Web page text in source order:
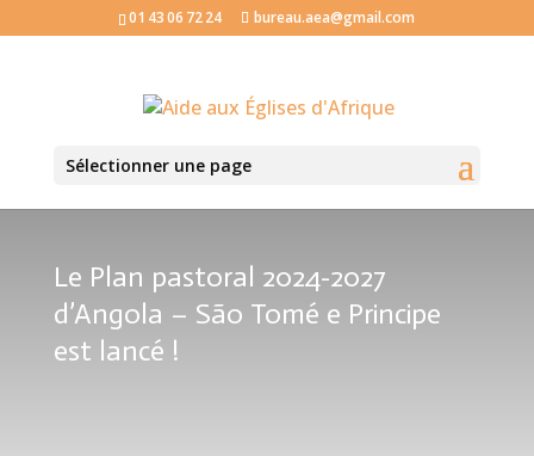
01 43 06 72 24 bureau.aea@gmail.com
Sélectionner une page
Le Plan pastoral 2024-2027
d’Angola – São Tomé e Principe
est lancé !